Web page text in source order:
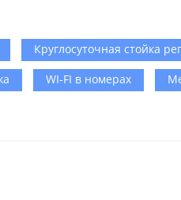
Круглосуточная стойка
WI-FI в номерах